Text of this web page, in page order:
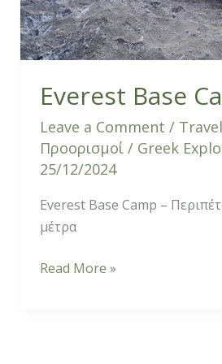
Everest Base
Leave a Comment /
Προορισμοί/ Greek
25/12/2024
Everest Base Camp –
μέτρα
Read More »